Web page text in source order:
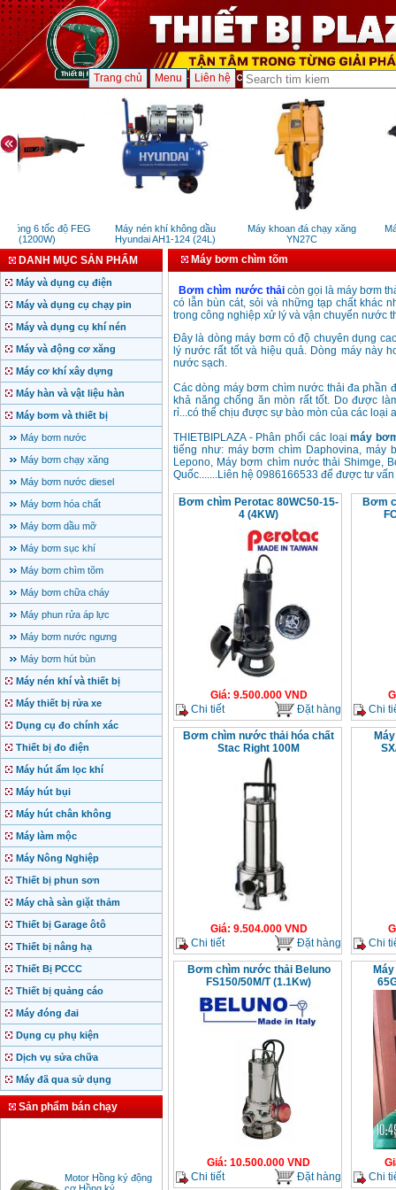
Trang chủ Menu Liên hệ
bóng 6 tốc độ FEG
(1200W)
Máy nén khí không dầu
Hyundai AH1-124 (24L)
Máy khoan đá chạy xăng
YN27C
DANH MỤC SẢN PHẨM
Máy và dụng cụ điện
Máy và dụng cụ chạy pin
Máy và dụng cụ khí nén
Máy và động cơ xăng
Máy cơ khí xây dựng
Máy hàn và vật liệu hàn
Máy bơm và thiết bị
Máy bơm nước
Máy bơm chạy xăng
Máy bơm nước diesel
Máy bơm hóa chất
Máy bơm dầu mỡ
Máy bơm sục khí
Máy bơm chìm tõm
Máy bơm chữa cháy
Máy phun rửa áp lực
Máy bơm nước ngưng
Máy bơm hút bùn
Máy nén khí và thiết bị
Máy thiết bị rửa xe
Dụng cụ đo chính xác
Thiết bị đo điện
Máy hút ẩm lọc khí
Máy hút bụi
Máy hút chân không
Máy làm mộc
Máy Nông Nghiệp
Thiết bị phun sơn
Máy chà sàn giặt thảm
Thiết bị Garage ôtô
Thiết bị nâng hạ
Thiết Bị PCCC
Thiết bị quảng cáo
Máy đóng đai
Dụng cụ phụ kiện
Dịch vụ sửa chữa
Máy đã qua sử dụng
Sản phẩm bán chạy
Motor Hồng ký động
cơ Hồng ký
Máy bơm chìm tõm
Bơm chìm nước thải còn gọi là máy bơm
có lẫn bùn cát, sỏi và những tạp chất khác
trong công nghiệp xử lý và vận chuyển nước
Đây là dòng máy bơm có độ chuyên dụng
lý nước rất tốt và hiệu quả. Dòng máy này
nước sạch.
Các dòng máy bơm chìm nước thải đa phần
khả năng chống ăn mòn rất tốt. Do được
rỉ...có thể chịu được sự bào mòn của các loại
THIETBIPLAZA - Phân phối các loạimáy
tiếng như: máy bơm chìm Daphovina, máy
Lepono, Máy bơm chìm nước thải Shimge,
Quốc.......Liên hệ 0986166533 để được tư vấn
Bơm chìm Perotac 80WC50-15-
4 (4KW)
Giá: 9.500.000VND
Chi tiết
Đặt hàng
Bơm
Chi
Bơm chìm nước thải hóa chất
Stac Right 100M
Giá: 9.504.000VND
Chi tiết
Đặt hàng
Chi
Bơm chìm nước thải Beluno
FS150/50M/T (1.1Kw)
Giá: 10.500.000 VND
Chi tiết
Đặt hàng
Chi